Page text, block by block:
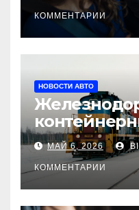
КОММЕНТАРИИ
НОВОСТИ АВТО
из Китая в
маршруты,
требования
МАЙ 6, 2026
КОММЕНТАРИИ